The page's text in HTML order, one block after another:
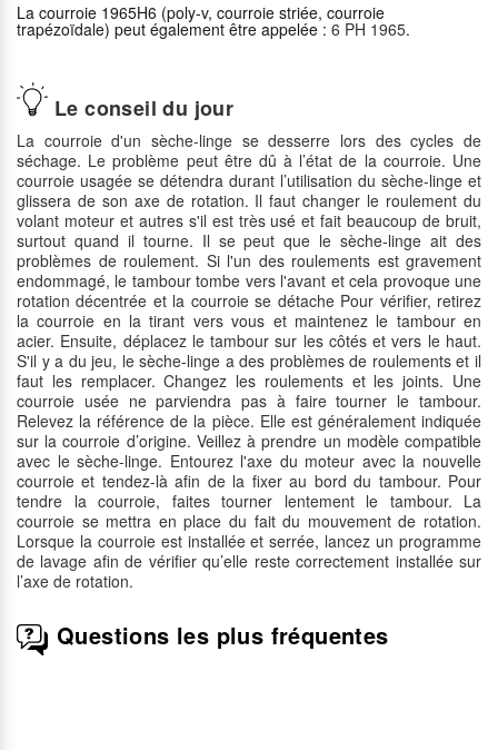
Le conseil du jour
La courroie d'un sèche-linge se desserre lors des cycles de
séchage. Le problème peut être dû à l’état de la courroie. Une
courroie usagée se détendra durant l’utilisation du sèche-linge et
glissera de son axe de rotation. Il faut changer le roulement du
volant moteur et autres s'il est très usé et fait beaucoup de bruit,
surtout quand il tourne. Il se peut que le sèche-linge ait des
problèmes de roulement. Si l'un des roulements est gravement
endommagé, le tambour tombe vers l'avant et cela provoque une
rotation décentrée et la courroie se détache Pour vérifier, retirez
la courroie en la tirant vers vous et maintenez le tambour en
acier. Ensuite, déplacez le tambour sur les côtés et vers le haut.
S'il y a du jeu, le sèche-linge a des problèmes de roulements et il
faut les remplacer. Changez les roulements et les joints. Une
courroie usée ne parviendra pas à faire tourner le tambour.
Relevez la référence de la pièce. Elle est généralement indiquée
sur la courroie d’origine. Veillez à prendre un modèle compatible
avec le sèche-linge. Entourez l'axe du moteur avec la nouvelle
courroie et tendez-là afin de la fixer au bord du tambour. Pour
tendre la courroie, faites tourner lentement le tambour. La
courroie se mettra en place du fait du mouvement de rotation.
Lorsque la courroie est installée et serrée, lancez un programme
de lavage afin de vérifier qu’elle reste correctement installée sur
l’axe de rotation.
La courroie 1965H6 (poly-v, courroie striée, courroie
trapézoïdale) peut également être appelée : 6 PH 1965.
Questions les plus fréquentes